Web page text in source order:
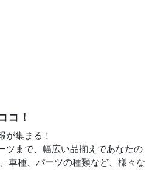
コ！
が集まる！
ツまで、幅広い品揃えであなたの
車種、パーツの種類など、様々な